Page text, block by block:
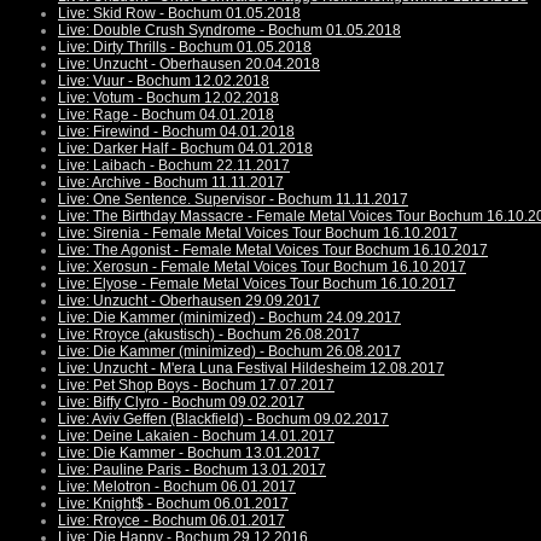
Live: Skid Row - Bochum 01.05.2018
Live: Double Crush Syndrome - Bochum 01.05.2018
Live: Dirty Thrills - Bochum 01.05.2018
Live: Unzucht - Oberhausen 20.04.2018
Live: Vuur - Bochum 12.02.2018
Live: Votum - Bochum 12.02.2018
Live: Rage - Bochum 04.01.2018
Live: Firewind - Bochum 04.01.2018
Live: Darker Half - Bochum 04.01.2018
Live: Laibach - Bochum 22.11.2017
Live: Archive - Bochum 11.11.2017
Live: One Sentence. Supervisor - Bochum 11.11.2017
Live: The Birthday Massacre - Female Metal Voices Tour Bochum
Live: Sirenia - Female Metal Voices Tour Bochum 16.10.2017
Live: The Agonist - Female Metal Voices Tour Bochum 16.10.2017
Live: Xerosun - Female Metal Voices Tour Bochum 16.10.2017
Live: Elyose - Female Metal Voices Tour Bochum 16.10.2017
Live: Unzucht - Oberhausen 29.09.2017
Live: Die Kammer (minimized) - Bochum 24.09.2017
Live: Rroyce (akustisch) - Bochum 26.08.2017
Live: Die Kammer (minimized) - Bochum 26.08.2017
Live: Unzucht - M'era Luna Festival Hildesheim 12.08.2017
Live: Pet Shop Boys - Bochum 17.07.2017
Live: Biffy Clyro - Bochum 09.02.2017
Live: Aviv Geffen (Blackfield) - Bochum 09.02.2017
Live: Deine Lakaien - Bochum 14.01.2017
Live: Die Kammer - Bochum 13.01.2017
Live: Pauline Paris - Bochum 13.01.2017
Live: Melotron - Bochum 06.01.2017
Live: Knight$ - Bochum 06.01.2017
Live: Rroyce - Bochum 06.01.2017